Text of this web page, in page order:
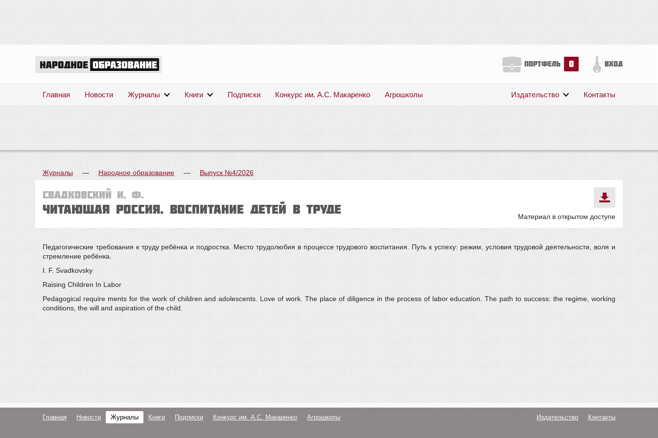
портфель 0 вход
Главная Новости Журналы Книги Подписки Конкурс им. А.С. Макаренко Агрошколы Издательство Контакты
Журналы — Народное образование — Выпуск №4/2026
Свадковский И. Ф.
ЧИТАЮЩАЯ РОССИЯ. Воспитание детей в труде
Материал в открытом доступе
Педагогические требования к труду ребёнка и подростка. Место трудолюбия в процессе трудового воспитания. Путь к успеху: режим, условия трудовой деятельности, воля и
стремление ребёнка.
I. F. Svadkovsky
Raising Children In Labor
Pedagogical require ments for the work of children and adolescents. Love of work. The place of diligence in the process of labor education. The path to success: the regime, working
conditions, the will and aspiration of the child.
Главная Новости Журналы Книги Подписки Конкурс им. А.С. Макаренко Агрошколы Издательство Контакты